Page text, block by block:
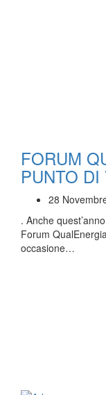
FORUM
PUNTO
28
. Anche
Forum
occasione…